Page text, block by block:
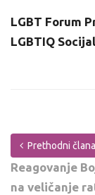
LGBT Forum
LGBTIQ
Prethodni
Reagovanje
na veličanje